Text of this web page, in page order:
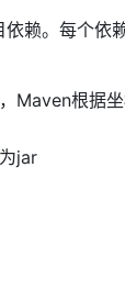
赖。每个依
Maven根据
jar